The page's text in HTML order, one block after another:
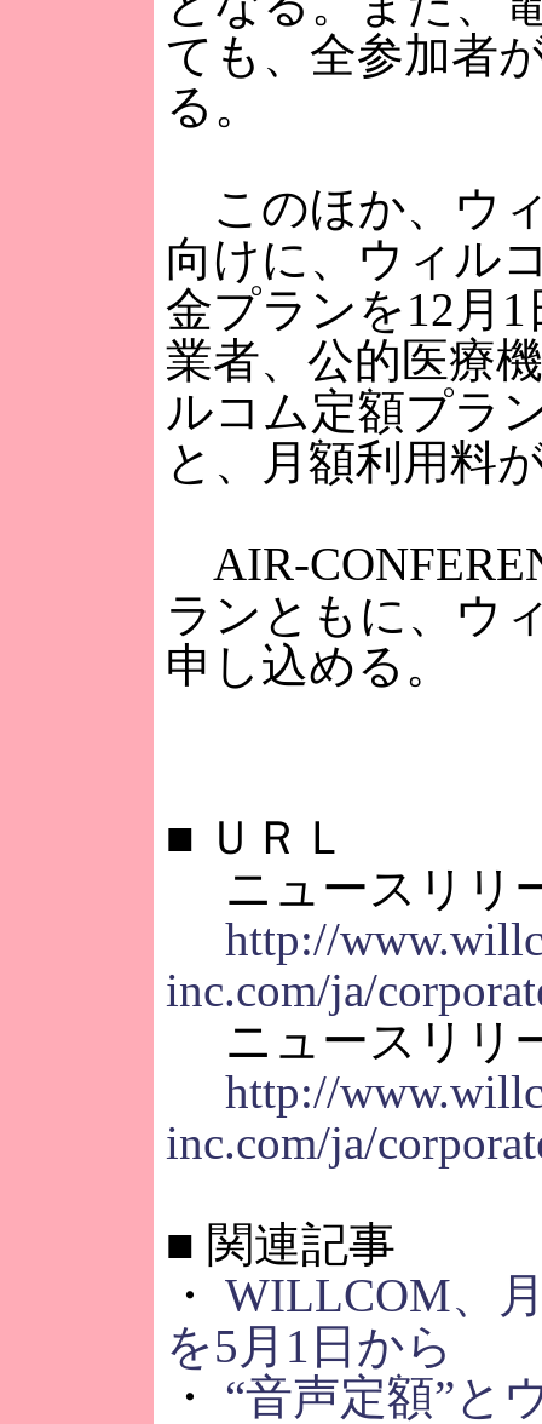
ても、全参加者
る。
このほか、ウ
向けに、ウィル
金プランを12月
業者、公的医療
ルコム定額プラ
と、月額利用料
AIR-
ランともに、ウ
申し込める。
■ ＵＲＬ
ニュースリリ
http://
inc.com/ja/
ニュースリリ
http://
inc.com/ja/
■ 関連記事
・ WILLCOM、
を5月1日から
・ “音声定額”と